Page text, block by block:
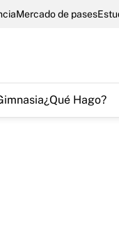
Mercado de pases
¿Qué Hago?